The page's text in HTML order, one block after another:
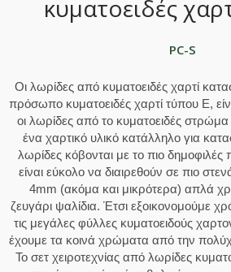
κυματοειδές
PC-S
Οι λωρίδες από κυματοειδές χαρτί
πρόσωπο κυματοειδές χαρτί τύπου E,
οι λωρίδες από το κυματοειδές στρώμα
ένα χαρτικό υλικό κατάλληλο για
λωρίδες κόβονται με το πιο
είναι εύκολο να διαιρεθούν σε πιο
4mm (ακόμα και μικρότερα) απλά
ζευγάρι ψαλίδια. Έτσι εξοικονομούμε
τις μεγάλες φύλλες κυματοειδούς
έχουμε τα κοινά χρώματα από την
Το σετ χειροτεχνίας από λωρίδες